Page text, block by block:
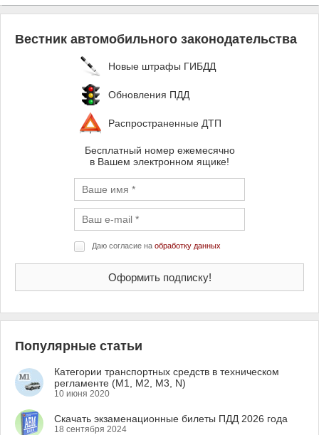
Вестник автомобильного законодательства
Новые штрафы ГИБДД
Обновления ПДД
Распространенные ДТП
Бесплатный номер ежемесячно
в Вашем электронном ящике!
Даю согласие на обработку данных
Популярные статьи
Категории транспортных средств в техническом
регламенте (M1, M2, M3, N)
10 июня 2020
Скачать экзаменационные билеты ПДД 2026 года
18 сентября 2024